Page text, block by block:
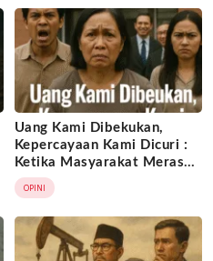
Uang Kami Dibekukan,
Kepercayaan Kami Dicuri :
Ketika Masyarakat Merasa
Dirugikan dan Mulai Hilang
Kepercayaan dari Kebijakan
Sepihak
OPINI